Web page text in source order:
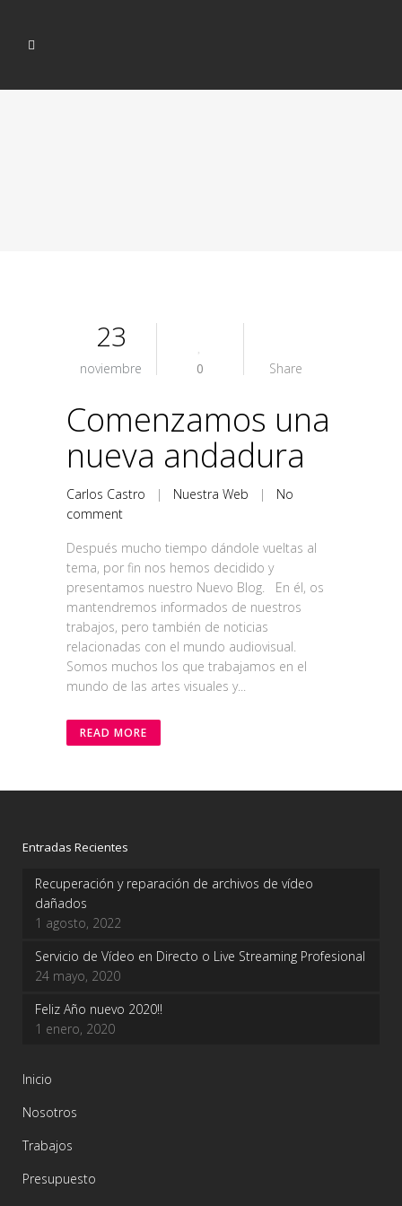
23
noviembre 0 Share
Comenzamos una
nueva andadura
Carlos Castro | Nuestra Web | No
comment
Después mucho tiempo dándole vueltas al
tema, por fin nos hemos decidido y
presentamos nuestro Nuevo Blog. En él, os
mantendremos informados de nuestros
trabajos, pero también de noticias
relacionadas con el mundo audiovisual.
Somos muchos los que trabajamos en el
mundo de las artes visuales y...
READ MORE
Entradas Recientes
Recuperación y reparación de archivos de vídeo
dañados
1 agosto, 2022
Servicio de Vídeo en Directo o Live Streaming Profesional
24 mayo, 2020
Feliz Año nuevo 2020!!
1 enero, 2020
Inicio
Nosotros
Trabajos
Presupuesto